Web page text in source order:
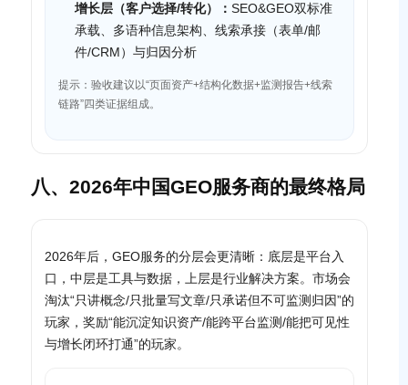
增长层（客户选择/转化）： SEO&GEO双标准
承载、多语种信息架构、线索承接（表单/邮
件/CRM）与归因分析
提示：验收建议以“页面资产+结构化数据+监测报告+线索
链路”四类证据组成。
八、2026年中国GEO服务商的最终格局
2026年后，GEO服务的分层会更清晰：底层是平台入
口，中层是工具与数据，上层是行业解决方案。市场会
淘汰“只讲概念/只批量写文章/只承诺但不可监测归因”的
玩家，奖励“能沉淀知识资产/能跨平台监测/能把可见性
与增长闭环打通”的玩家。